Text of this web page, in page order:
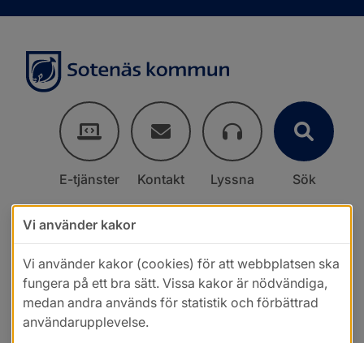
E-tjänster Kontakt Lyssna Sök
Vi använder kakor
Vi använder kakor (cookies) för att webbplatsen ska
fungera på ett bra sätt. Vissa kakor är nödvändiga,
medan andra används för statistik och förbättrad
användarupplevelse.